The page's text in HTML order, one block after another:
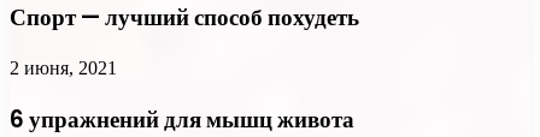
Спорт — лучший способ похудеть
2 июня, 2021
6 упражнений для мышц живота